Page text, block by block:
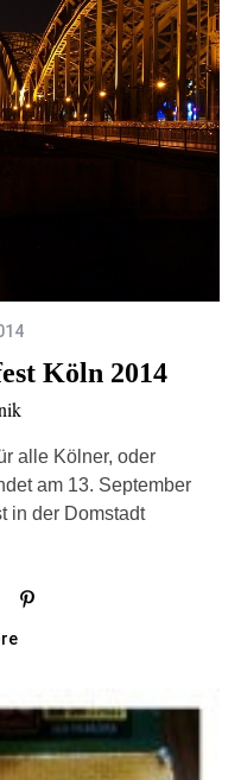
Köln 2014
alle Kölner, oder
am 13. September
in der Domstadt